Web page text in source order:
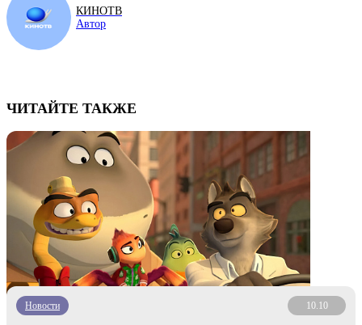
КИНОТВ
Автор
ЧИТАЙТЕ ТАКЖЕ
Новости 10.10